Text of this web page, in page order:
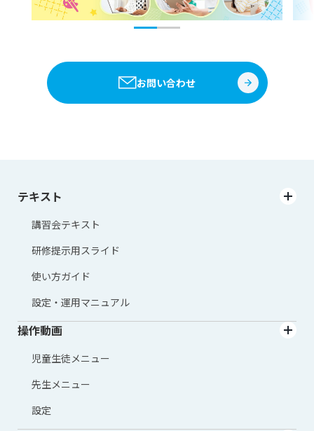
お問い合わせ
テキスト
講習会テキスト
研修提示用スライド
使い方ガイド
設定・運用マニュアル
操作動画
児童生徒メニュー
先生メニュー
設定